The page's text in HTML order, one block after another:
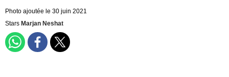
Photo ajoutée le 30 juin 2021
Stars Marjan Neshat